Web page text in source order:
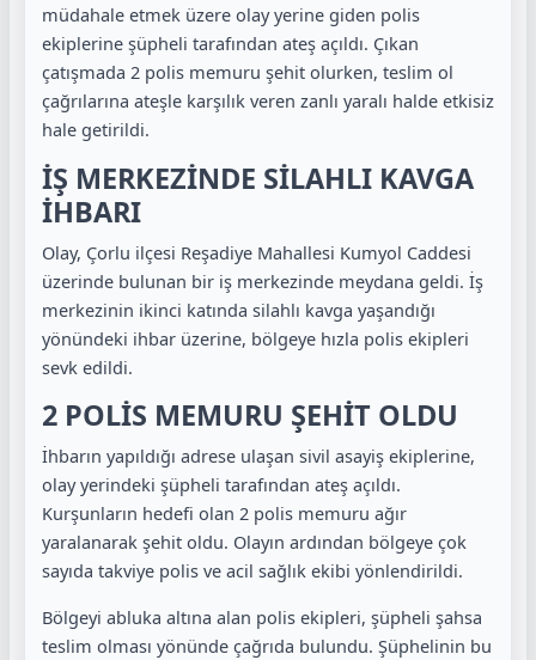
müdahale etmek üzere olay yerine giden polis
ekiplerine şüpheli tarafından ateş açıldı. Çıkan
çatışmada 2 polis memuru şehit olurken, teslim ol
çağrılarına ateşle karşılık veren zanlı yaralı halde etkisiz
hale getirildi.
İŞ MERKEZİNDE SİLAHLI KAVGA
İHBARI
Olay, Çorlu ilçesi Reşadiye Mahallesi Kumyol Caddesi
üzerinde bulunan bir iş merkezinde meydana geldi. İş
merkezinin ikinci katında silahlı kavga yaşandığı
yönündeki ihbar üzerine, bölgeye hızla polis ekipleri
sevk edildi.
2 POLİS MEMURU ŞEHİT OLDU
İhbarın yapıldığı adrese ulaşan sivil asayiş ekiplerine,
olay yerindeki şüpheli tarafından ateş açıldı.
Kurşunların hedefi olan 2 polis memuru ağır
yaralanarak şehit oldu. Olayın ardından bölgeye çok
sayıda takviye polis ve acil sağlık ekibi yönlendirildi.
Bölgeyi abluka altına alan polis ekipleri, şüpheli şahsa
teslim olması yönünde çağrıda bulundu. Şüphelinin bu